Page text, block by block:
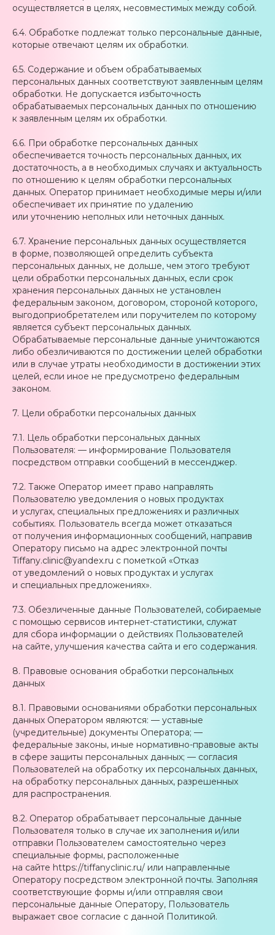
осуществляется в целях, несовместимых между собой.
6.4. Обработке подлежат только персональные данные,
которые отвечают целям их обработки.
6.5. Содержание и объем обрабатываемых
персональных данных соответствуют заявленным целям
обработки. Не допускается избыточность
обрабатываемых персональных данных по отношению
к заявленным целям их обработки.
6.6. При обработке персональных данных
обеспечивается точность персональных данных, их
достаточность, а в необходимых случаях и актуальность
по отношению к целям обработки персональных
данных. Оператор принимает необходимые меры и/или
обеспечивает их принятие по удалению
или уточнению неполных или неточных данных.
6.7. Хранение персональных данных осуществляется
в форме, позволяющей определить субъекта
персональных данных, не дольше, чем этого требуют
цели обработки персональных данных, если срок
хранения персональных данных не установлен
федеральным законом, договором, стороной которого,
выгодоприобретателем или поручителем по которому
является субъект персональных данных.
Обрабатываемые персональные данные уничтожаются
либо обезличиваются по достижении целей обработки
или в случае утраты необходимости в достижении этих
целей, если иное не предусмотрено федеральным
законом.
7. Цели обработки персональных данных
7.1. Цель обработки персональных данных
Пользователя: — информирование Пользователя
посредством отправки сообщений в мессенджер.
7.2. Также Оператор имеет право направлять
Пользователю уведомления о новых продуктах
и услугах, специальных предложениях и различных
событиях. Пользователь всегда может отказаться
от получения информационных сообщений, направив
Оператору письмо на адрес электронной почты
Tiffany.clinic@yandex.ru с пометкой «Отказ
от уведомлений о новых продуктах и услугах
и специальных предложениях».
7.3. Обезличенные данные Пользователей, собираемые
с помощью сервисов интернет-статистики, служат
для сбора информации о действиях Пользователей
на сайте, улучшения качества сайта и его содержания.
8. Правовые основания обработки персональных
данных
8.1. Правовыми основаниями обработки персональных
данных Оператором являются: — уставные
(учредительные) документы Оператора; —
федеральные законы, иные нормативно-правовые акты
в сфере защиты персональных данных; — согласия
Пользователей на обработку их персональных данных,
на обработку персональных данных, разрешенных
для распространения.
8.2. Оператор обрабатывает персональные данные
Пользователя только в случае их заполнения и/или
отправки Пользователем самостоятельно через
специальные формы, расположенные
на сайте https://tiffanyclinic.ru/ или направленные
Оператору посредством электронной почты. Заполняя
соответствующие формы и/или отправляя свои
персональные данные Оператору, Пользователь
выражает свое согласие с данной Политикой.